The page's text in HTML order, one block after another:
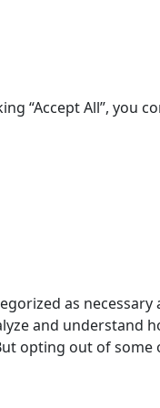
“Accept All”, you
as
and understand
opting out of some